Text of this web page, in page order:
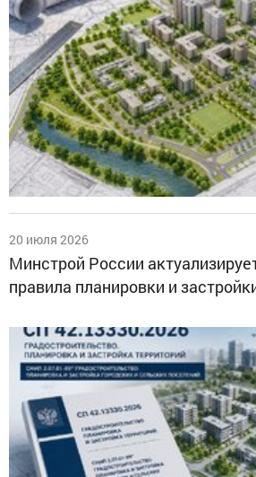
20 июля 2026
Минстрой России
правила планировки и